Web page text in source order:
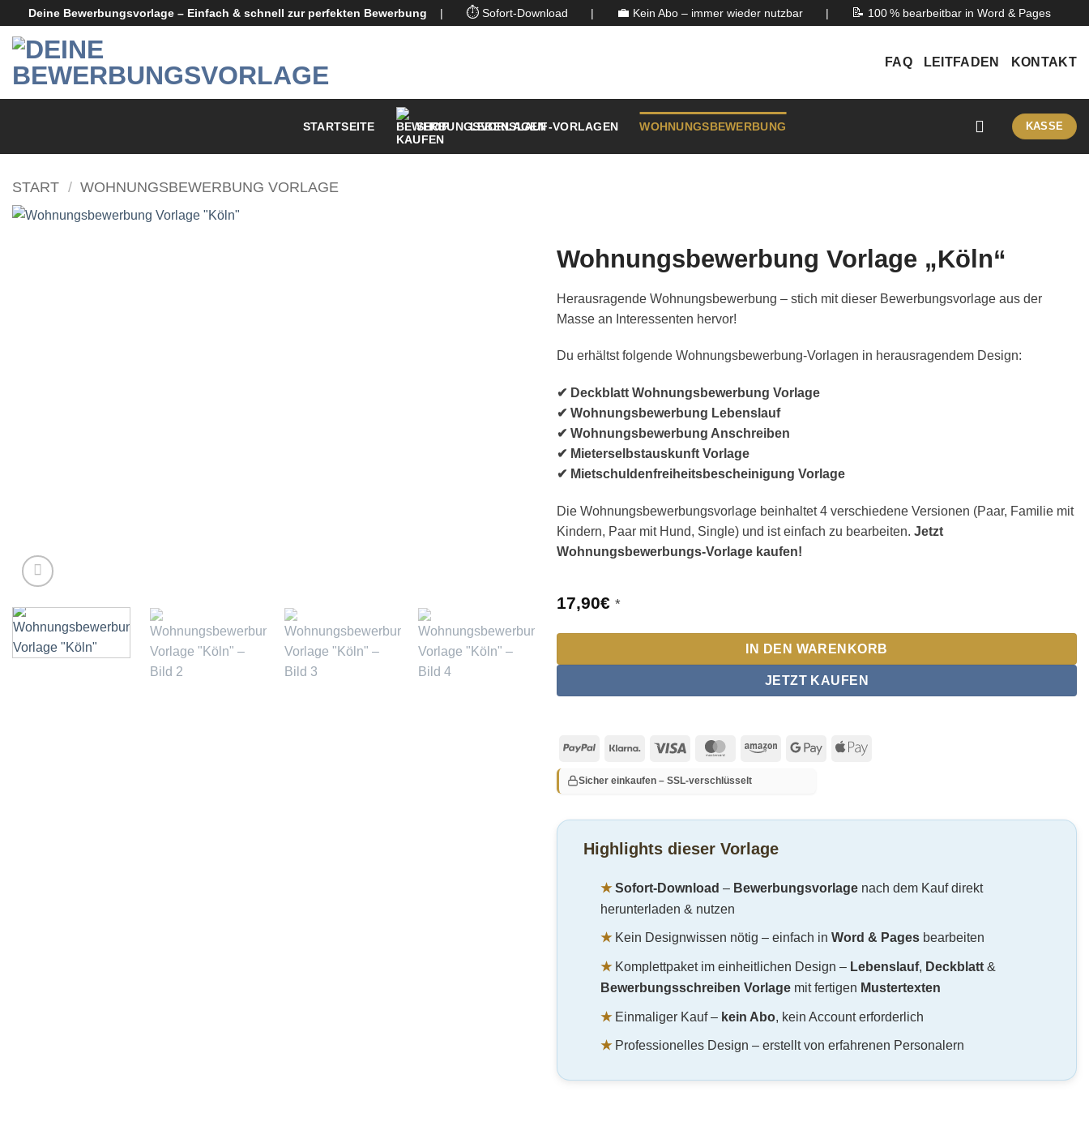
Inhalt
springen
Deine Bewerbungsvorlage – Einfach & schnell zur perfekten Bewerbung | ⏱️ Sofort-Download | 💼 Kein Abo – immer wieder nutzbar | 📝 100 % bearbeitbar in Word & Pages
FAQ LEITFADEN KONTAKT
STARTSEITE SHOP LEBENSLAUF-VORLAGEN WOHNUNGSBEWERBUNG KASSE
START / WOHNUNGSBEWERBUNG VORLAGE
Wohnungsbewerbung Vorlage „Köln“
Herausragende Wohnungsbewerbung – stich mit dieser Bewerbungsvorlage aus der
Masse an Interessenten hervor!
Du erhältst folgende Wohnungsbewerbung-Vorlagen in herausragendem Design:
✔ Deckblatt Wohnungsbewerbung Vorlage
✔ Wohnungsbewerbung Lebenslauf
✔ Wohnungsbewerbung Anschreiben
✔ Mieterselbstauskunft Vorlage
✔ Mietschuldenfreiheitsbescheinigung Vorlage
Die Wohnungsbewerbungsvorlage beinhaltet 4 verschiedene Versionen (Paar, Familie mit
Kindern, Paar mit Hund, Single) und ist einfach zu bearbeiten. Jetzt
Wohnungsbewerbungs-Vorlage kaufen!
17,90€ *
IN DEN WARENKORB
JETZT KAUFEN
PayPal Klarna Visa MasterCardAmazonGoogle Apple
Sicher einkaufen – SSL-verschlüsselt
Highlights dieser Vorlage
★ Sofort-Download – Bewerbungsvorlagenach dem Kauf direkt
herunterladen & nutzen
★Kein Designwissen nötig – einfach in Word & Pagesbearbeiten
★Komplettpaket im einheitlichen Design – Lebenslauf, Deckblatt&
Bewerbungsschreiben Vorlagemit fertigen Mustertexten
★Einmaliger Kauf – kein Abo, kein Account erforderlich
★Professionelles Design – erstellt von erfahrenen Personalern